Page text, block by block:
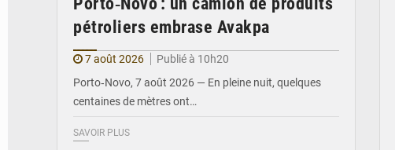
pétroliers embrase Avakpa
7 août 2026
Publié à 10h20
Porto‑Novo, 7 août 2026 — En pleine nuit, quelques
centaines de mètres ont…
SAVOIR PLUS